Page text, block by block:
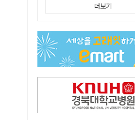
안동-사가에, "50년 우정 넘어 미래 50년 함
"오를까, 내릴까" 목표가 깎인 삼전·닉스…AMD 이어 샌디
[인사]경상북도
'부산 돌려차기' 피해자, 서범수 "돌려차기 하죠"
더보기